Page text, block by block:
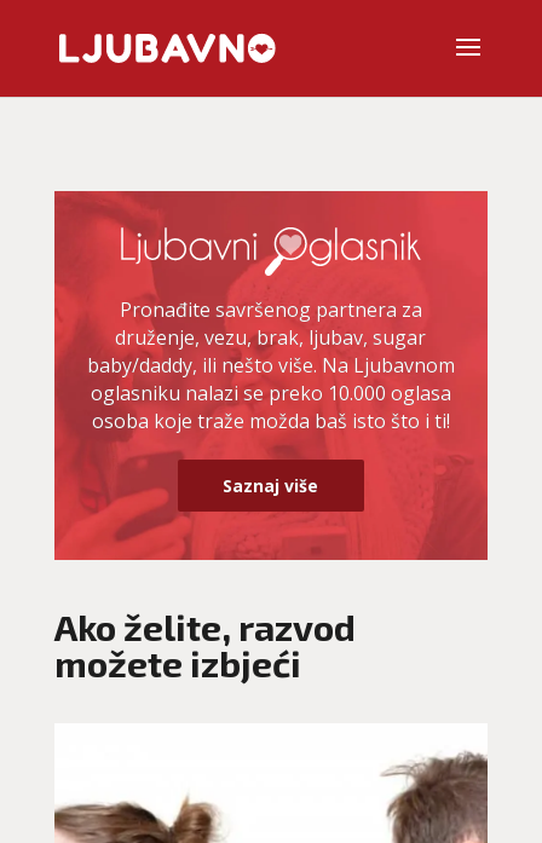
Pronađite savršenog partnera za
druženje, vezu, brak, ljubav, sugar
baby/daddy, ili nešto više. Na Ljubavnom
oglasniku nalazi se preko 10.000 oglasa
osoba koje traže možda baš isto što i ti!
Saznaj više
Ako želite, razvod
možete izbjeći